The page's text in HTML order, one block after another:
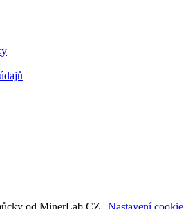
od MinerLab CZ | Nastavení cookie